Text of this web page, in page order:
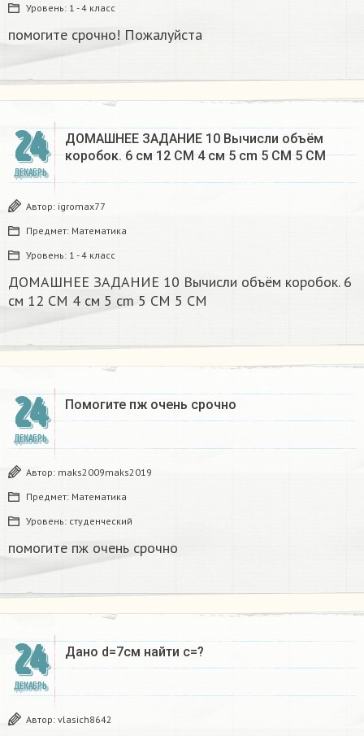
Уровень: 1 - 4 класс
помогите срочно! Пожалуйста
24
ДЕКАБРЬ
ДОМАШНЕЕ ЗАДАНИЕ 10 Вычисли объём
коробок. 6 см 12 CM 4 см 5 cm 5 CM 5 CM​
Автор: igromax77
Предмет: Математика
Уровень: 1 - 4 класс
ДОМАШНЕЕ ЗАДАНИЕ 10 Вычисли объём коробок. 6
см 12 CM 4 см 5 cm 5 CM 5 CM​
24
ДЕКАБРЬ
Помогите пж очень срочно​
Автор: maks2009maks2019
Предмет: Математика
Уровень: студенческий
помогите пж очень срочно​
24
ДЕКАБРЬ
Дано d=7см найти с=?​
Автор: vlasich8642